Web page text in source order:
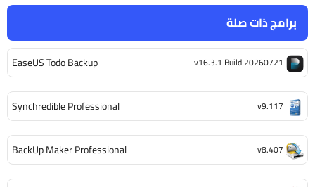
برامج ذات صلة
EaseUS Todo Backup v16.3.1 Build 20260721
Synchredible Professional v9.117
BackUp Maker Professional v8.407